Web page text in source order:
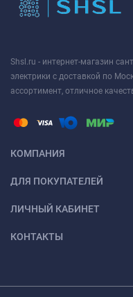
Shsl.ru - интернет-магазин
электрики с доставкой по
ассортимент, отличное
КОМПАНИЯ
ДЛЯ ПОКУПАТЕЛЕЙ
ЛИЧНЫЙ КАБИНЕТ
КОНТАКТЫ